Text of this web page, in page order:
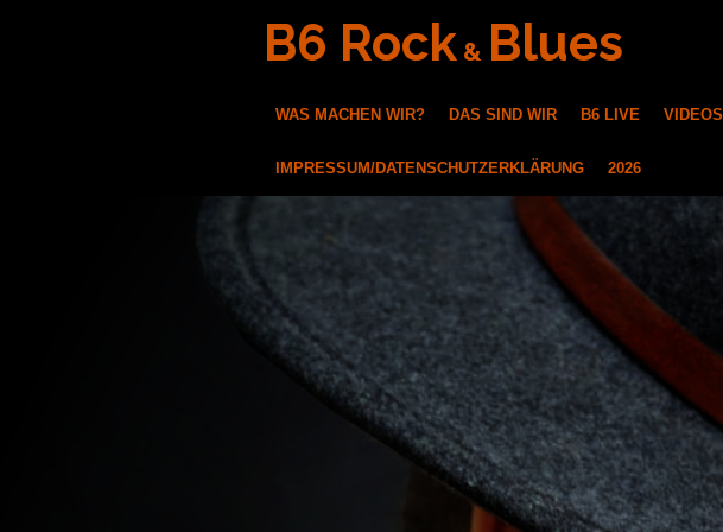
B6 Rock & Blues
WAS MACHEN WIR? DAS SIND WIR B6 LIVE VIDEOS
IMPRESSUM/DATENSCHUTZERKLÄRUNG 2026